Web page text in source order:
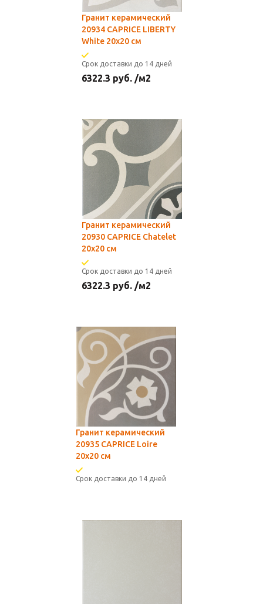
Гранит керамический
20934 CAPRICE LIBERTY
White 20x20 см
Срок доставки до 14 дней
6322.3 руб. /м2
Гранит керамический
20930 CAPRICE Chatelet
20x20 см
Срок доставки до 14 дней
6322.3 руб. /м2
Гранит керамический
20935 CAPRICE Loire
20x20 см
Срок доставки до 14 дней